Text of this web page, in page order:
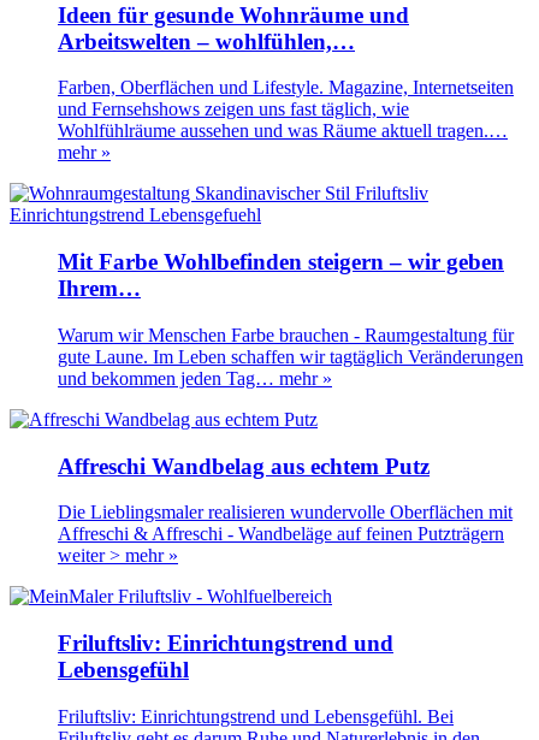
Ideen für gesunde Wohnräume und
Arbeitswelten – wohlfühlen,…
Farben, Oberflächen und Lifestyle. Magazine, Internetseiten
und Fernsehshows zeigen uns fast täglich, wie
Wohlfühlräume aussehen und was Räume aktuell tragen.…
mehr »
Mit Farbe Wohlbefinden steigern – wir geben
Ihrem…
Warum wir Menschen Farbe brauchen - Raumgestaltung für
gute Laune. Im Leben schaffen wir tagtäglich Veränderungen
und bekommen jeden Tag… mehr »
Affreschi Wandbelag aus echtem Putz
Die Lieblingsmaler realisieren wundervolle Oberflächen mit
Affreschi & Affreschi - Wandbeläge auf feinen Putzträgern
weiter > mehr »
Friluftsliv: Einrichtungstrend und
Lebensgefühl
Friluftsliv: Einrichtungstrend und Lebensgefühl. Bei